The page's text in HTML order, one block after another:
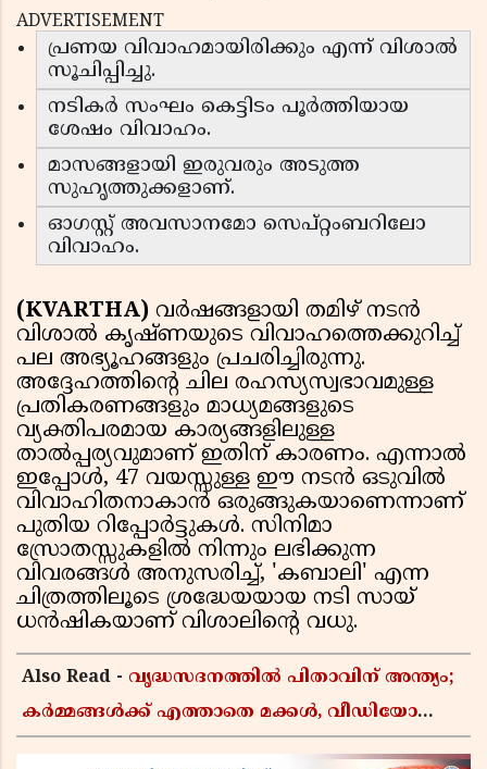
ADVERTISEMENT
പ്രണയ വിവാഹമായിരിക്കും എന്ന് വിശാൽ
സൂചിപ്പിച്ചു.
നടികർ സംഘം കെട്ടിടം പൂർത്തിയായ
ശേഷം വിവാഹം.
മാസങ്ങളായി ഇരുവരും അടുത്ത
സുഹൃത്തുക്കളാണ്.
ഓഗസ്റ്റ് അവസാനമോ സെപ്റ്റംബറിലോ
വിവാഹം.
(KVARTHA) വർഷങ്ങളായി തമിഴ് നടൻ
വിശാൽ കൃഷ്ണയുടെ വിവാഹത്തെക്കുറിച്ച്
പല അഭ്യൂഹങ്ങളും പ്രചരിച്ചിരുന്നു.
അദ്ദേഹത്തിൻ്റെ ചില രഹസ്യസ്വഭാവമുള്ള
പ്രതികരണങ്ങളും മാധ്യമങ്ങളുടെ
വ്യക്തിപരമായ കാര്യങ്ങളിലുള്ള
താൽപ്പര്യവുമാണ് ഇതിന് കാരണം. എന്നാൽ
ഇപ്പോൾ, 47 വയസ്സുള്ള ഈ നടൻ ഒടുവിൽ
വിവാഹിതനാകാൻ ഒരുങ്ങുകയാണെന്നാണ്
പുതിയ റിപ്പോർട്ടുകൾ. സിനിമാ
സ്രോതസ്സുകളിൽ നിന്നും ലഭിക്കുന്ന
വിവരങ്ങൾ അനുസരിച്ച്, 'കബാലി' എന്ന
ചിത്രത്തിലൂടെ ശ്രദ്ധേയയായ നടി സായ്
ധൻഷികയാണ് വിശാലിൻ്റെ വധു.
Also Read - വൃദ്ധസദനത്തിൽ പിതാവിന് അന്ത്യം;
കർമ്മങ്ങൾക്ക് എത്താതെ മക്കൾ, വീഡിയോ